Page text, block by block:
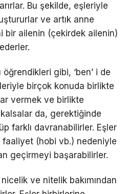
Bu şekilde, eşleriyle
ve artık anne
bir ailenin (çekirdek ailenin)
öğrendikleri gibi, ‘ben’ i de
birçok konuda birlikte
vermek ve birlikte
da, gerektiğinde
farklı davranabilirler. Eşler
faaliyet (hobi vb.) nedeniyle
geçirmeyi başarabilirler.
ve nitelik bakımından